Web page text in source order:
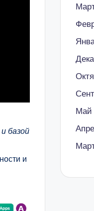
базой
и